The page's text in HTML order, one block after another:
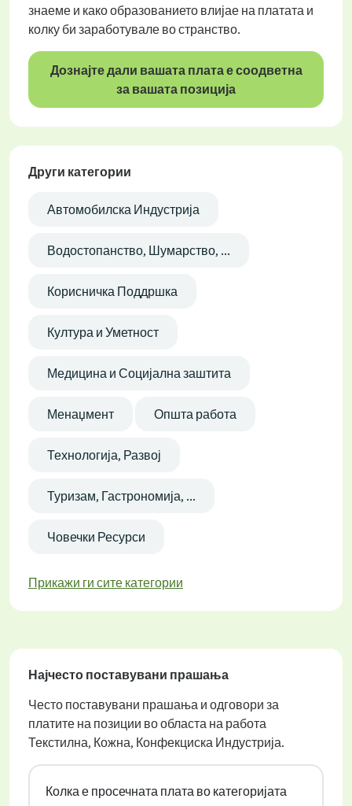
знаеме и како образованието влијае на платата и
колку би заработувале во странство.
Дознајте дали вашата плата е соодветна
за вашата позиција
Други категории
Автомобилска Индустрија
Водостопанство, Шумарство, ...
Корисничка Поддршка
Култура и Уметност
Медицина и Социјална заштита
Менаџмент Општа работа
Технологија, Развој
Туризам, Гастрономија, ...
Човечки Ресурси
Прикажи ги сите категории
Најчесто поставувани прашања
Често поставувани прашања и одговори за
платите на позиции во областа на работа
Текстилна, Кожна, Конфекциска Индустрија.
Колка е просечната плата во категоријата